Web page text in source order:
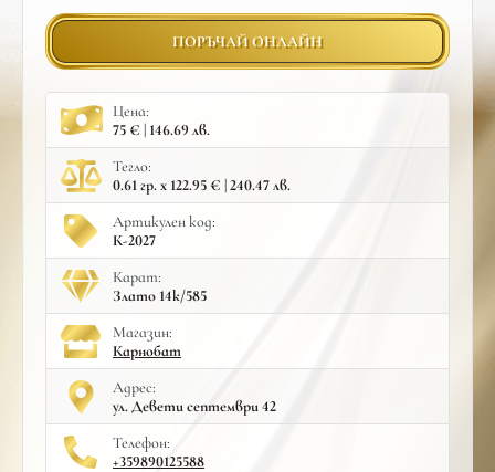
ПОРЪЧАЙ ОНЛАЙН
Цена:
75 € | 146.69 лв.
Тегло:
0.61 гр. x 122.95 € | 240.47 лв.
Артикулен код:
К-2027
Карат:
Злато 14к/585
Mагазин:
Карнобат
Адрес:
ул. Девети септември 42
Телефон:
+359890125588